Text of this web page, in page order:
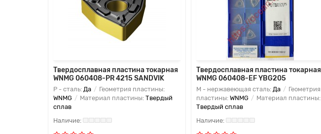
Твердосплавная пластина токарная
WNMG 060408-PR 4215 SANDVIK
P - сталь: Да
Геометрия пластины:
WNMG
Материал пластины: Твердый
сплав
Твердосплавная пластина токарная
WNMG 060408-EF YBG205
M - нержавеющая сталь: Да
Геометрия
пластины: WNMG
Материал пластины:
Твердый сплав